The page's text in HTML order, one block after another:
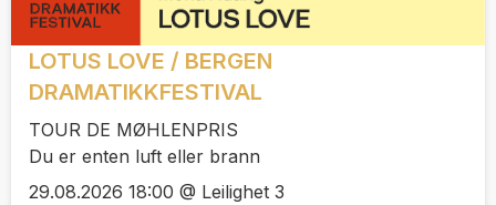
LOTUS LOVE / BERGEN
DRAMATIKKFESTIVAL
TOUR DE MØHLENPRIS
Du er enten luft eller brann
29.08.2026 18:00 @ Leilighet 3